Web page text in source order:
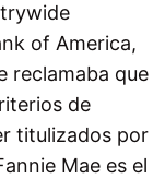
of America,
reclamaba que
de
titulizados por
Mae es el